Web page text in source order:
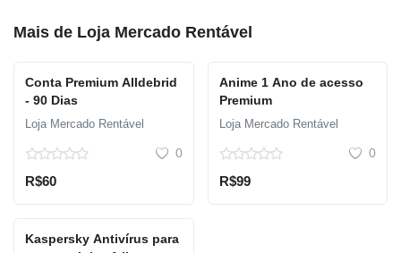
Mais de Loja Mercado Rentável
Conta Premium Alldebrid
- 90 Dias
Loja Mercado Rentável
0
R$60
Anime 1 Ano de acesso
Premium
Loja Mercado Rentável
0
R$99
Kaspersky Antivírus para